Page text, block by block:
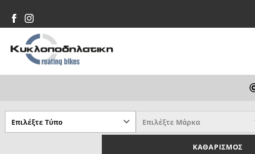
ΚΑΘΑΡΙΣΜΌΣ